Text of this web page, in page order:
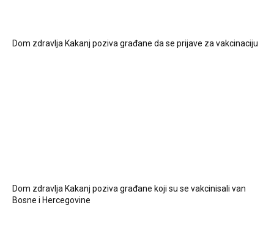
Dom zdravlja Kakanj poziva građane da se prijave za vakcinaciju
Dom zdravlja Kakanj poziva građane koji su se vakcinisali van
Bosne i Hercegovine